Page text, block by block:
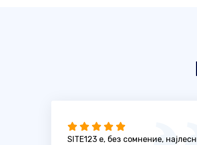
SITE123 е, без сомнение,